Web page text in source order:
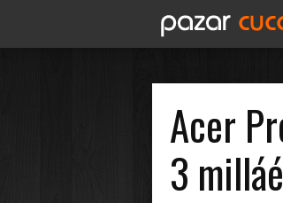
Acer
3